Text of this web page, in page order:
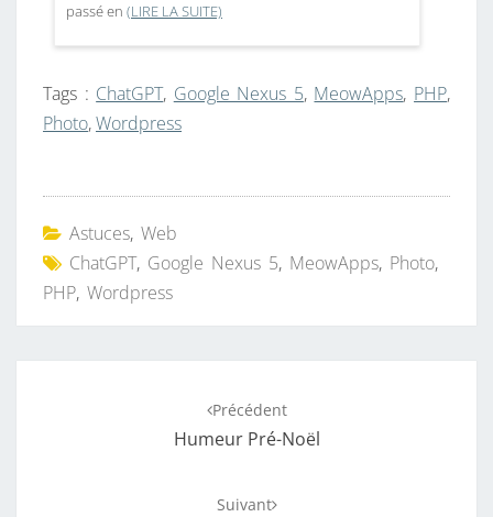
passé en (LIRE LA SUITE)
Tags : ChatGPT, Google Nexus 5, MeowApps, PHP,
Photo,Wordpress
Astuces, Web
ChatGPT, Google Nexus 5, MeowApps, Photo,
PHP, Wordpress
Précédent
Humeur Pré-Noël
Suivant